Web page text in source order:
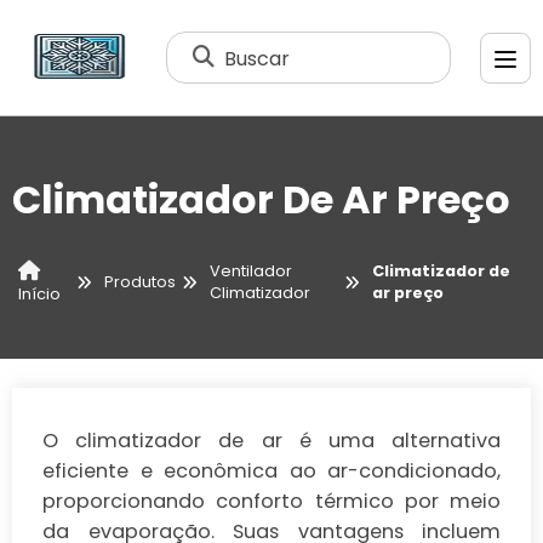
Buscar
Climatizador De Ar Preço
Início
Produtos
Ventilador
Climatizador
Climatizador de
ar preço
O climatizador de ar é uma alternativa
eficiente e econômica ao ar-condicionado,
proporcionando conforto térmico por meio
da evaporação. Suas vantagens incluem